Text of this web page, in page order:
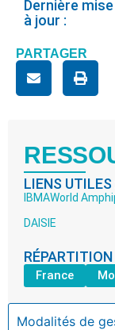
Dernière mise
à jour :
PARTAGER
LIENS UTILES
IBMAWorld
DAISIE
RÉPARTITION
France
Modalités de